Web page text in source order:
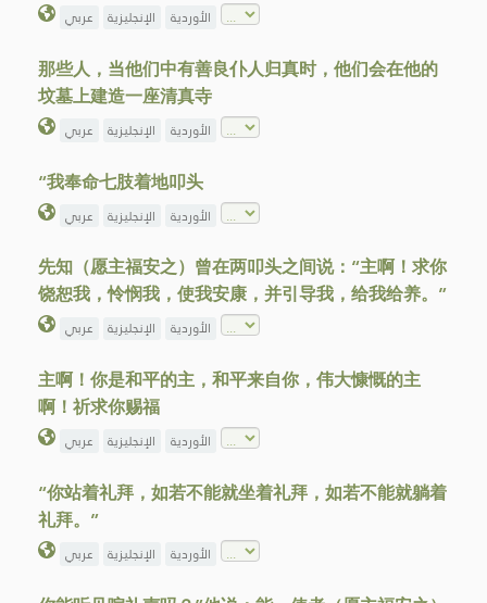
عربي الإنجليزية الأوردية
那些人，当他们中有善良仆人归真时，他们会在他的
坟墓上建造一座清真寺
عربي الإنجليزية الأوردية
“我奉命七肢着地叩头
عربي الإنجليزية الأوردية
先知（愿主福安之）曾在两叩头之间说：“主啊！求你
饶恕我，怜悯我，使我安康，并引导我，给我给养。”
عربي الإنجليزية الأوردية
主啊！你是和平的主，和平来自你，伟大慷慨的主
啊！祈求你赐福
عربي الإنجليزية الأوردية
“你站着礼拜，如若不能就坐着礼拜，如若不能就躺着
礼拜。”
عربي الإنجليزية الأوردية